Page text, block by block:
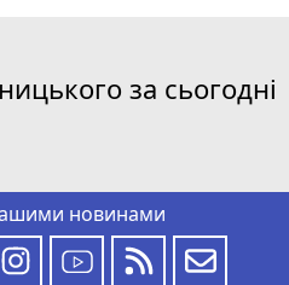
за сьогодні
новинами